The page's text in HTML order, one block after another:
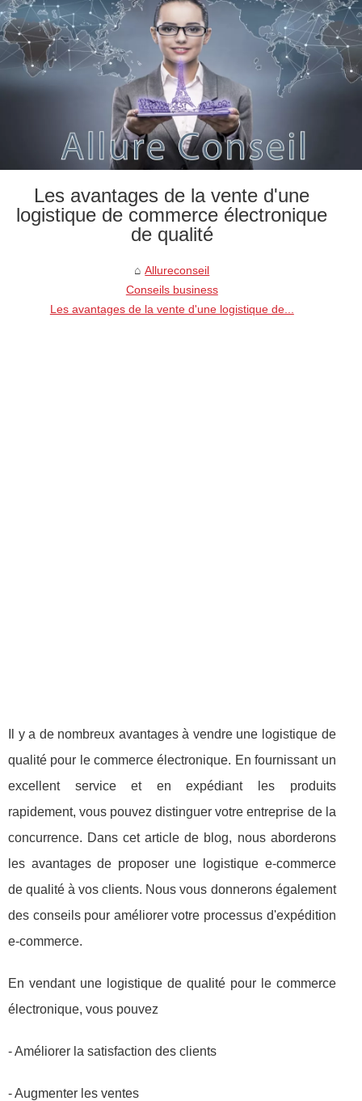
Les avantages de la vente d'une
logistique de commerce électronique
de qualité
Allureconseil
Conseils business
Les avantages de la vente d'une logistique de...
Il y a de nombreux avantages à vendre une logistique de
qualité pour le commerce électronique. En fournissant un
excellent service et en expédiant les produits
rapidement, vous pouvez distinguer votre entreprise de la
concurrence. Dans cet article de blog, nous aborderons
les avantages de proposer une logistique e-commerce
de qualité à vos clients. Nous vous donnerons également
des conseils pour améliorer votre processus d'expédition
e-commerce.
En vendant une logistique de qualité pour le commerce
électronique, vous pouvez
- Améliorer la satisfaction des clients
- Augmenter les ventes